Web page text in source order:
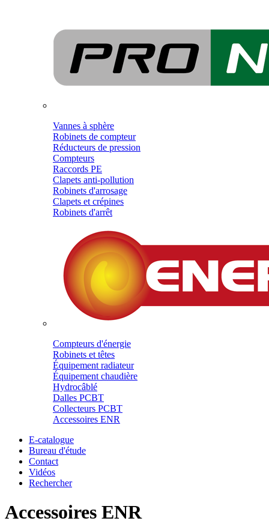
Vannes à sphère
Robinets de compteur
Réducteurs de pression
Compteurs
Raccords PE
Clapets anti-pollution
Robinets d'arrosage
Clapets et crépines
Robinets d'arrêt
Compteurs d'énergie
Robinets et têtes
Équipement radiateur
Équipement chaudière
Hydrocâblé
Dalles PCBT
Collecteurs PCBT
Accessoires ENR
E-catalogue
Bureau d'étude
Contact
Vidéos
Rechercher
Accessoires ENR